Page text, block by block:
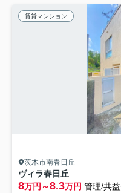
賃貸マンション
茨木市南春日丘
ヴィラ春日丘
8万円～8.3万円 管理/共